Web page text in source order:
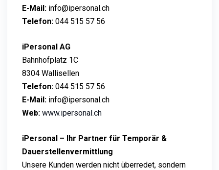
E-Mail: info@ipersonal.ch
Telefon: 044 515 57 56
iPersonal AG
Bahnhofplatz 1C
8304 Wallisellen
Telefon: 044 515 57 56
E-Mail: info@ipersonal.ch
Web: www.ipersonal.ch
iPersonal – Ihr Partner für Temporär &
Dauerstellenvermittlung
Unsere Kunden werden nicht überredet, sondern